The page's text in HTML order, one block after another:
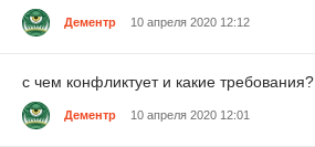
Дементр 10 апреля 2020 12:12
с чем конфликтует и какие требования?
Дементр 10 апреля 2020 12:01